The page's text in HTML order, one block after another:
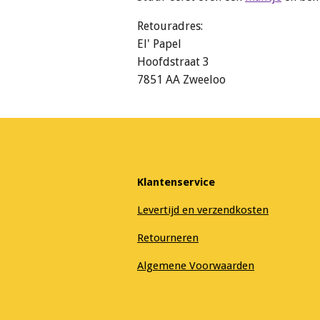
Retouradres:
El' Papel
Hoofdstraat 3
7851 AA Zweeloo
Klantenservice
Levertijd en verzendkosten
Retourneren
Algemene Voorwaarden